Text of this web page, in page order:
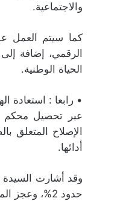
والاجتماعية.
كما سيتم العمل
الرقمي، إضافة
الحياة الوطنية.
• رابعا : استعادة
عبر تحصيل محكم
الإصلاح المتعلق
أدائها.
حدود 2%، وعجز الميزانية في حدود 4,5% من الناتج الداخلي الخام.